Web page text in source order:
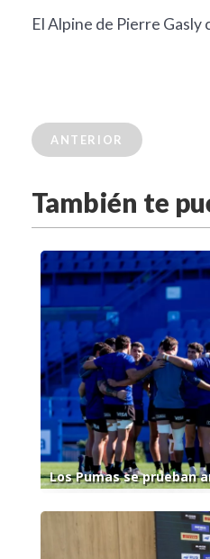
El Alpine de Pierre Gasly
ANTERIOR
También te
Los Pumas se prueban